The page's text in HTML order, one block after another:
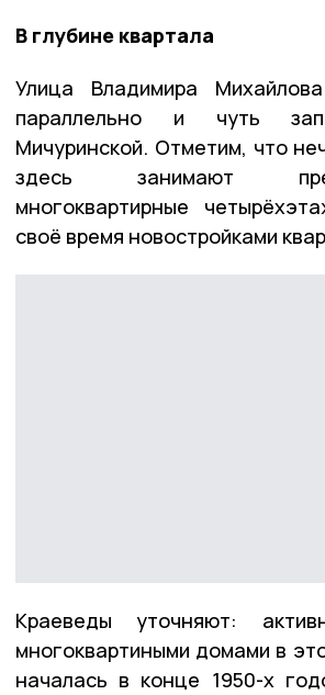
В глубине квартала
Улица Владимира
параллельно и чуть
Мичуринской. Отметим, что
здесь занимают
многоквартирные
своё время новостройками
Краеведы уточняют:
многоквартиными домами в
началась в конце 1950-х